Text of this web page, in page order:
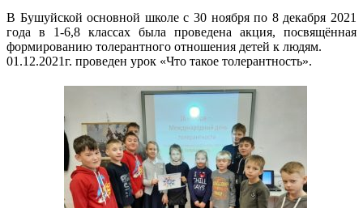
В Бушуйской основной школе с 30 ноября по 8 декабря 2021
года в 1-6,8 классах была проведена акция, посвящённая
формированию толерантного отношения детей к людям.
01.12.2021г. проведен урок «Что такое толерантность».